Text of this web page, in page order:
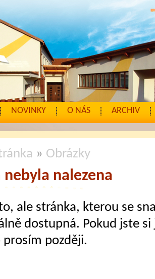
NOVINKY O NÁS ARCHIV
» Obrázky
nebyla nalezena
ale stránka, kterou se
dostupná. Pokud jste
později.